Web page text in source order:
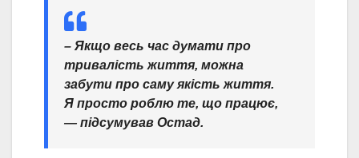
– Якщо весь час думати про
тривалість життя, можна
забути про саму якість життя.
Я просто роблю те, що працює,
— підсумував Остад.